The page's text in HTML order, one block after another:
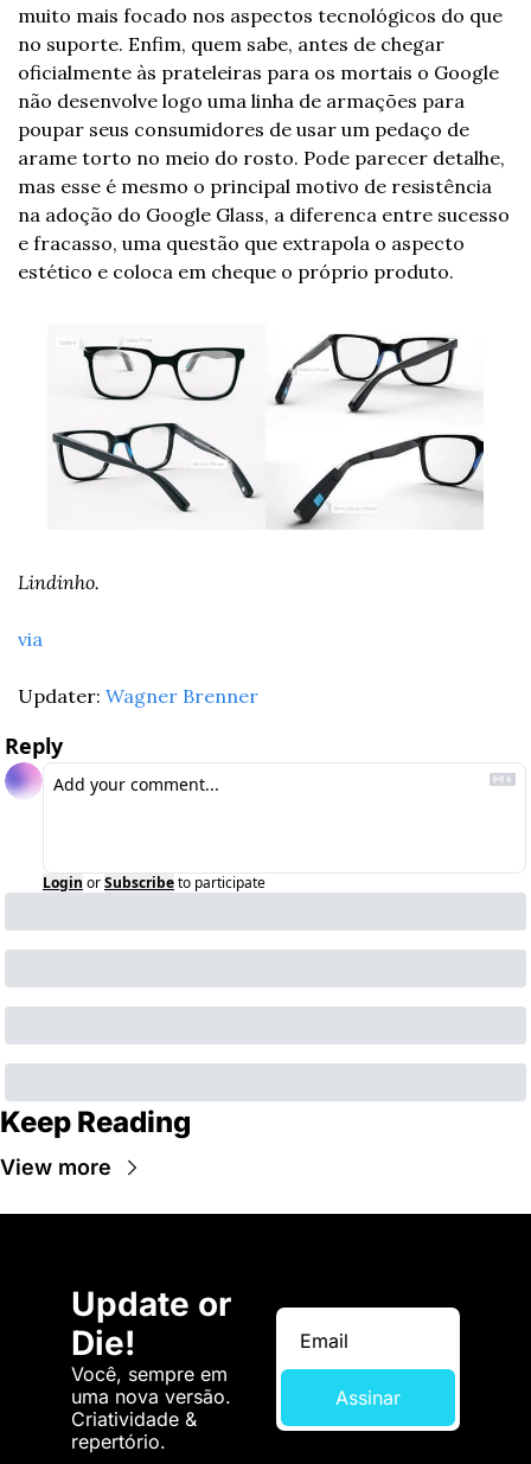
muito mais focado nos aspectos tecnológicos do que
no suporte. Enfim, quem sabe, antes de chegar
oficialmente às prateleiras para os mortais o Google
não desenvolve logo uma linha de armações para
poupar seus consumidores de usar um pedaço de
arame torto no meio do rosto. Pode parecer detalhe,
mas esse é mesmo o principal motivo de resistência
na adoção do Google Glass, a diferenca entre sucesso
e fracasso, uma questão que extrapola o aspecto
estético e coloca em cheque o próprio produto.
Lindinho.
via
Updater: Wagner Brenner
Reply
Login orSubscribeto participate
Keep Reading
View more
Update or
Die!
Você, sempre em
uma nova versão.
Criatividade &
repertório.
Assinar